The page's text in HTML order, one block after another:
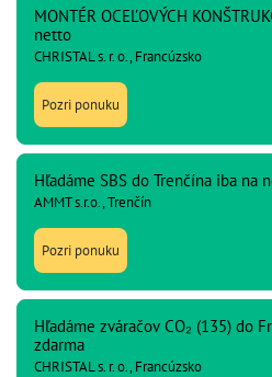
MONTÉR OCEĽOVÝCH
netto
CHRISTAL s. r. o., Francúzsko
Pozri ponuku
Hľadáme SBS do Trenčína iba na
AMMT s.r.o., Trenčín
Pozri ponuku
Hľadáme zváračov CO₂ (135) do
zdarma
CHRISTAL s. r. o., Francúzsko